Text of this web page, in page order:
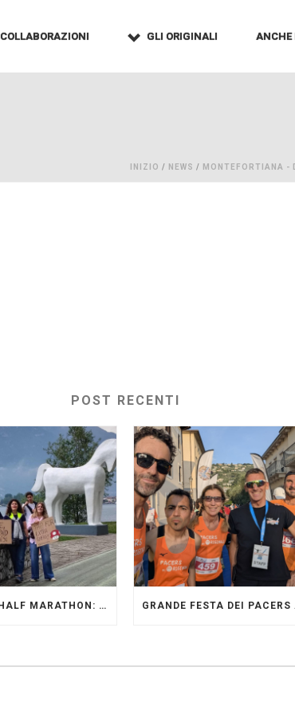
COLLABORAZIONI GLI ORIGINALI ANCHE
INIZIO / NEWS / MONTEFORTIANA -
POST RECENTI
LAGO D’ISEO HALF MARATHON: ORIGINALI PRESENTI